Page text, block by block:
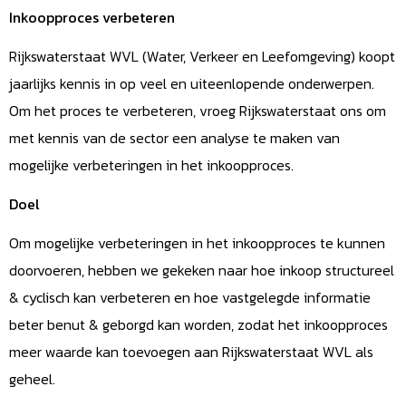
Inkoopproces verbeteren
Rijkswaterstaat WVL (Water, Verkeer en Leefomgeving) koopt
jaarlijks kennis in op veel en uiteenlopende onderwerpen.
Om het proces te verbeteren, vroeg Rijkswaterstaat ons om
met kennis van de sector een analyse te maken van
mogelijke verbeteringen in het inkoopproces.
Doel
Om mogelijke verbeteringen in het inkoopproces te kunnen
doorvoeren, hebben we gekeken naar hoe inkoop structureel
& cyclisch kan verbeteren en hoe vastgelegde informatie
beter benut & geborgd kan worden, zodat het inkoopproces
meer waarde kan toevoegen aan Rijkswaterstaat WVL als
geheel.